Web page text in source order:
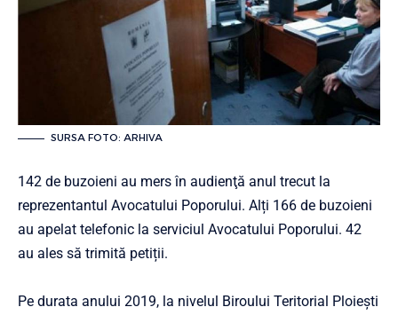
SURSA FOTO: ARHIVA
142 de buzoieni au mers în audienţă anul trecut la
reprezentantul Avocatului Poporului. Alți 166 de buzoieni
au apelat telefonic la serviciul Avocatului Poporului. 42
au ales să trimită petiții.
Pe durata anului 2019, la nivelul Biroului Teritorial Ploiești